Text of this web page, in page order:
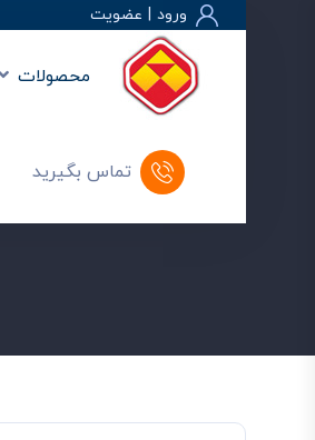
ورود | عضويت
محصولات
تماس بگیرید